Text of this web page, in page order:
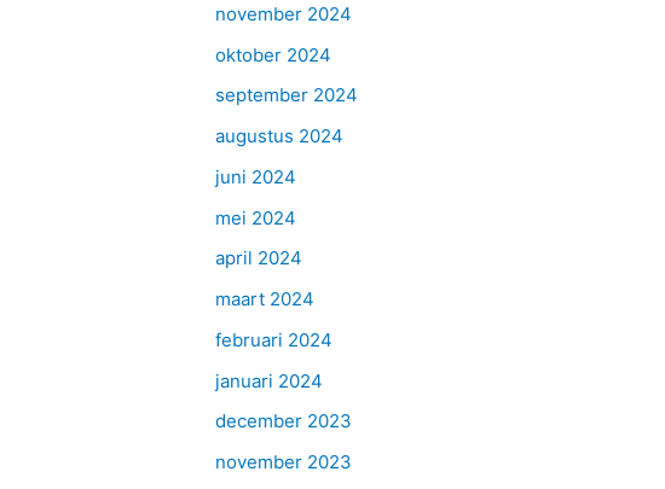
november 2024
oktober 2024
september 2024
augustus 2024
juni 2024
mei 2024
april 2024
maart 2024
februari 2024
januari 2024
december 2023
november 2023